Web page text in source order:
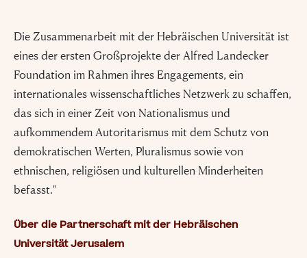
Die Zusammenarbeit mit der Hebräischen Universität ist
eines der ersten Großprojekte der Alfred Landecker
Foundation im Rahmen ihres Engagements, ein
internationales wissenschaftliches Netzwerk zu schaffen,
das sich in einer Zeit von Nationalismus und
aufkommendem Autoritarismus mit dem Schutz von
demokratischen Werten, Pluralismus sowie von
ethnischen, religiösen und kulturellen Minderheiten
befasst."
Über die Partnerschaft mit der Hebräischen
Universität Jerusalem